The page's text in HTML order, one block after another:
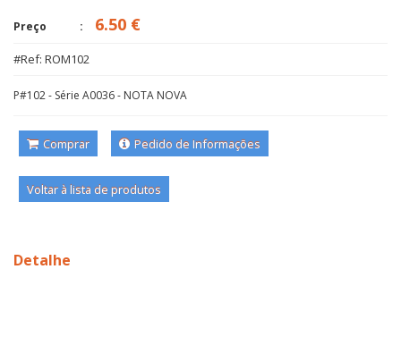
Preço 6.50 €
#Ref: ROM102
P#102 - Série A0036 - NOTA NOVA
Comprar Pedido de Informações
Voltar à lista de produtos
Detalhe